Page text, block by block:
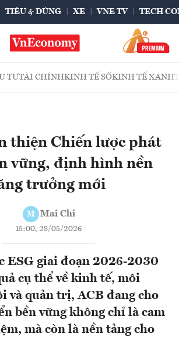
TIÊU & DÙNG XE VNE TV TECH
TƯTÀI CHÍNHKINH TẾ SỐKINH TẾ XANH
thiện Chiến lược phát
vững, định hình nền
trưởng mới
M Mai Chi
15:00, 28/05/2026
ESG giai đoạn 2026-2030
cụ thể về kinh tế, môi
và quản trị, ACB đang cho
bền vững không chỉ là cam
mà còn là nền tảng cho